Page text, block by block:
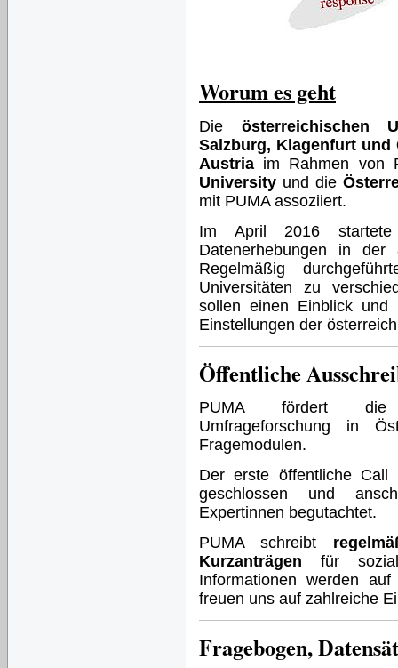
Worum es geht
Die österreichischen
Salzburg, Klagenfurt und
Austria im Rahmen von
University und die
mit PUMA assoziiert.
Im April 2016
Datenerhebungen in der
Regelmäßig
Universitäten zu
sollen einen Einblick und
Einstellungen der
Öffentliche
PUMA fördert die
Umfrageforschung in
Fragemodulen.
Der erste öffentliche
geschlossen und
Expertinnen begutachtet.
PUMA schreibt
Kurzanträgen für
Informationen werden
freuen uns auf zahlreiche
Fragebogen,